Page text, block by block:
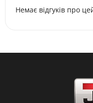
Немає відгуків про